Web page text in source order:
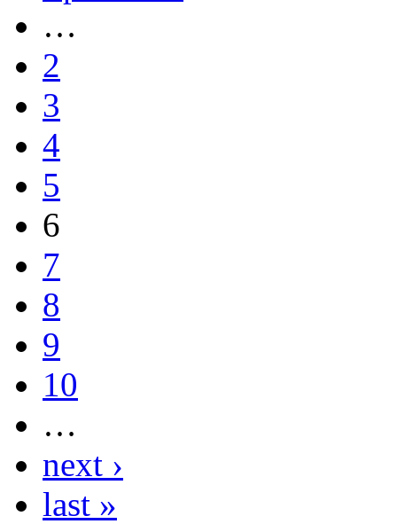
…
2
3
4
5
6
7
8
9
10
…
next ›
last »